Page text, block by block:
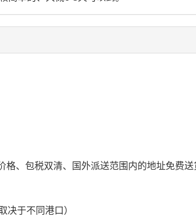
、包税双清、国外派送范围内的地址免费送
于不同港口）